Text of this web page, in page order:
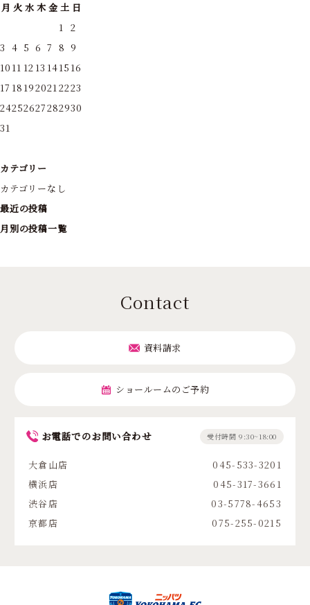
月 火水 木金 土 日
1 2
3 4 5 6 7 8 9
10 11 12 13 1415 16
17 18 1920212223
24252627282930
31
カテゴリー
カテゴリーなし
最近の投稿
月別の投稿一覧
Contact
資料請求
ショールームのご予約
お電話でのお問い合わせ 受付時間 9:30~18:00
大倉山店
045-533-3201
横浜店
045-317-3661
渋谷店
03-5778-4653
京都店
075-255-0215